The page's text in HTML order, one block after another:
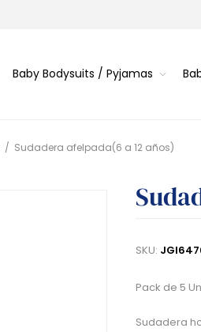
Baby Bodysuits / Pyjamas
/ Sudadera afelpada(6 a 12 años)
SKU:
Pack de 5
Sudadera